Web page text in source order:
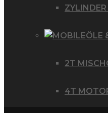
ÖLE
2T
4T